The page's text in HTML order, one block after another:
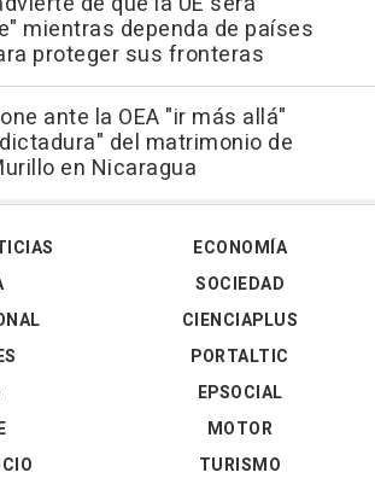
mientras dependa de países
proteger sus fronteras
ante la OEA "ir más allá"
del matrimonio de
en Nicaragua
ECONOMÍA
SOCIEDAD
CIENCIAPLUS
PORTALTIC
EPSOCIAL
MOTOR
TURISMO